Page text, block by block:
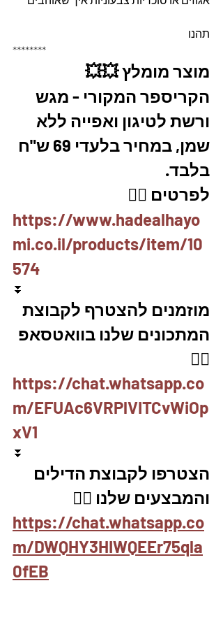
תהנו
********
מוצר מומלץ 💥💥
הקריספר המקורי - מגש
ורשת לטיגון ואפייה ללא
שמן, במחיר בלעדי 69 ש"ח
בלבד.
לפרטים 👇🏼
https://www.hadealhayo
mi.co.il/products/item/10
574
⏬
מוזמנים להצטרף לקבוצת
המתכונים שלנו בוואטסאפ
👇🏽
https://chat.whatsapp.co
m/EFUAc6VRPlVITCvWiOp
xV1
⏬
הצטרפו לקבוצת הדילים
והמבצעים שלנו 👇🏽
https://chat.whatsapp.co
m/DWQHY3HIWQEEr75qla
0fEB